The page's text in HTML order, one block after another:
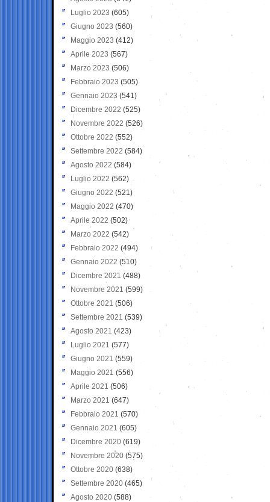
Luglio 2023 (605)
Giugno 2023 (560)
Maggio 2023 (412)
Aprile 2023 (567)
Marzo 2023 (506)
Febbraio 2023 (505)
Gennaio 2023 (541)
Dicembre 2022 (525)
Novembre 2022 (526)
Ottobre 2022 (552)
Settembre 2022 (584)
Agosto 2022 (584)
Luglio 2022 (562)
Giugno 2022 (521)
Maggio 2022 (470)
Aprile 2022 (502)
Marzo 2022 (542)
Febbraio 2022 (494)
Gennaio 2022 (510)
Dicembre 2021 (488)
Novembre 2021 (599)
Ottobre 2021 (506)
Settembre 2021 (539)
Agosto 2021 (423)
Luglio 2021 (577)
Giugno 2021(559)
Maggio 2021 (556)
Aprile 2021 (506)
Marzo 2021 (647)
Febbraio 2021 (570)
Gennaio 2021 (605)
Dicembre 2020 (619)
Novembre 2020 (575)
Ottobre 2020 (638)
Settembre 2020(465)
Agosto 2020 (588)